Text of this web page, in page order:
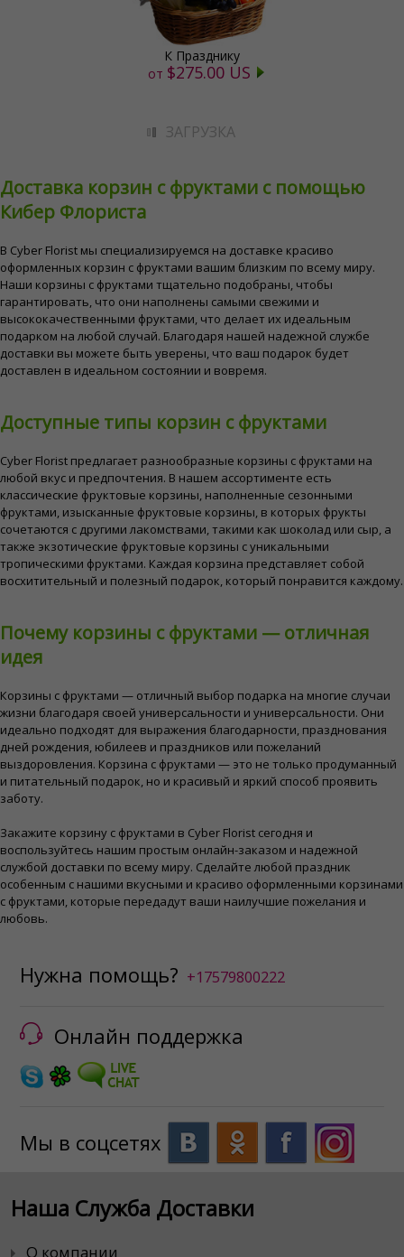
К Празднику
от $275.00 US
ЗАГРУЗКА
Доставка корзин с фруктами с помощью
Кибер Флориста
В Cyber ​​Florist мы специализируемся на доставке красиво
оформленных корзин с фруктами вашим близким по всему миру.
Наши корзины с фруктами тщательно подобраны, чтобы
гарантировать, что они наполнены самыми свежими и
высококачественными фруктами, что делает их идеальным
подарком на любой случай. Благодаря нашей надежной службе
доставки вы можете быть уверены, что ваш подарок будет
доставлен в идеальном состоянии и вовремя.
Доступные типы корзин с фруктами
Cyber ​​Florist предлагает разнообразные корзины с фруктами на
любой вкус и предпочтения. В нашем ассортименте есть
классические фруктовые корзины, наполненные сезонными
фруктами, изысканные фруктовые корзины, в которых фрукты
сочетаются с другими лакомствами, такими как шоколад или сыр, а
также экзотические фруктовые корзины с уникальными
тропическими фруктами. Каждая корзина представляет собой
восхитительный и полезный подарок, который понравится каждому.
Почему корзины с фруктами — отличная
идея
Корзины с фруктами — отличный выбор подарка на многие случаи
жизни благодаря своей универсальности и универсальности. Они
идеально подходят для выражения благодарности, празднования
дней рождения, юбилеев и праздников или пожеланий
выздоровления. Корзина с фруктами — это не только продуманный
и питательный подарок, но и красивый и яркий способ проявить
заботу.
Закажите корзину с фруктами в Cyber ​​Florist сегодня и
воспользуйтесь нашим простым онлайн-заказом и надежной
службой доставки по всему миру. Сделайте любой праздник
особенным с нашими вкусными и красиво оформленными корзинами
с фруктами, которые передадут ваши наилучшие пожелания и
любовь.
Нужна помощь? +17579800222
Онлайн поддержка
Мы в соцсетях
Наша Служба Доставки
О компании